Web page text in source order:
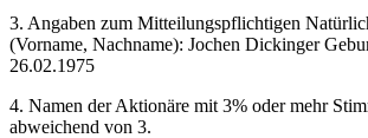
3. Angaben zum Mitteilungspflichtigen
(Vorname, Nachname): Jochen Dickinger
26.02.1975
4. Namen der Aktionäre mit 3% oder mehr
abweichend von 3.